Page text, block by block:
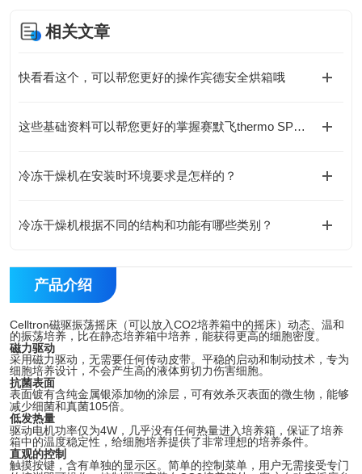
相关文章
快看看这个，可以帮您更好的操作宾德安全烘箱哦
这些基础资料可以帮您更好的掌握赛默飞thermo SPE小柱
冷冻干燥机在安装时环境要求是怎样的？
冷冻干燥机根据不同的结构和功能有哪些类别？
产品介绍
Celltron磁驱振荡摇床（可以放入CO2培养箱中的摇床）动态、温和
的振荡培养，比在静态培养箱中培养，能获得更高的细胞密度。
磁力驱动
采用磁力驱动，无需要任何传动皮带。平稳的启动和制动技术，专为
细胞培养设计，不会产生高的液体剪切力伤害细胞。
抗菌表面
表面镀有含纯金属银添加物的涂层，可有效杀灭表面的微生物，能够
减少细菌和真菌105倍。
低发热量
驱动电机功率仅为4W ，几乎没有任何热量进入培养箱，保证了培养
箱中的温度稳定性，给细胞培养提供了非常理想的培养条件。
直观的控制
触摸按键，含有单独的显示区。简单的控制菜单，用户无需接受专门